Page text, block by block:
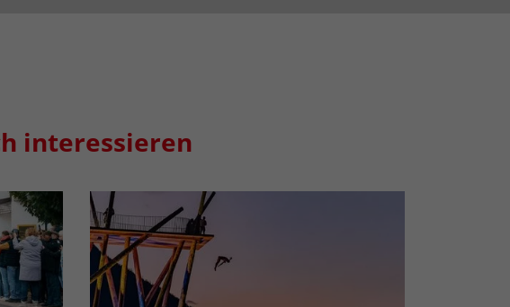
interessieren